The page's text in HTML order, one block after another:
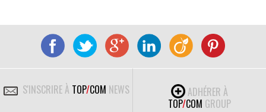
S'INSCRIRE À TOP/COM NEWS
ADHÉRER À
TOP/COM GROUP